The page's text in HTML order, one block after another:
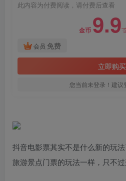
此内容为付费阅读，请付费后查看
金币 9.9
会员 免费
立即购买
您当前未登录！建议
抖音电影票其实不是什么新的玩
旅游景点门票的玩法一样，只不过